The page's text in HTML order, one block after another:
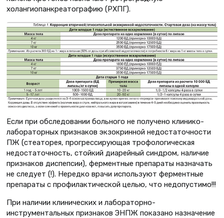
холангиопанкреатографию (РХПГ).
Если при обследовании больного не получено клинико-
лабораторных признаков экзокринной недостаточности
ПЖ (стеаторея, прогрессирующая трофологическая
недостаточность, стойкий диарейный синдром, наличие
признаков диспепсии), ферментные препараты назначать
не следует (!). Нередко врачи используют ферментные
препараты с профилактической целью, что недопустимо!!!
При наличии клинических и лабораторно-
инструментальных признаков ЭНПЖ показано назначение